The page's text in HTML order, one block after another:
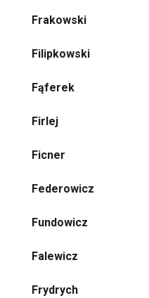
Frakowski
Filipkowski
Fąferek
Firlej
Ficner
Federowicz
Fundowicz
Falewicz
Frydrych